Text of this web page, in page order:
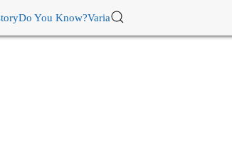
Do You Know?Varia